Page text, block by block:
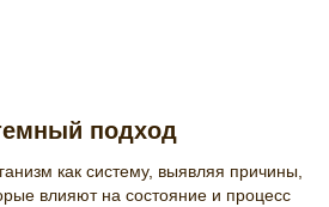
подход
как систему, выявляя причины,
влияют на состояние и процесс